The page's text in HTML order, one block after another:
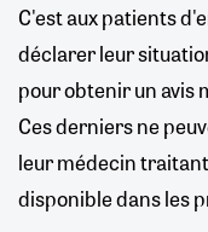
C'est aux patients
déclarer leur
pour obtenir un avis
Ces derniers ne
leur médecin
disponible dans les